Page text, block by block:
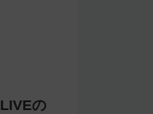
ープ
漏洩も